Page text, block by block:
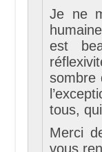
Je ne
est
sombre
tous,
Merci
vous